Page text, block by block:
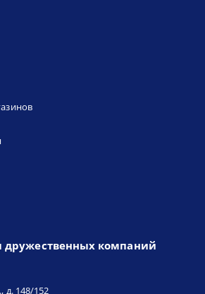
дружественных компаний
д. 148/152